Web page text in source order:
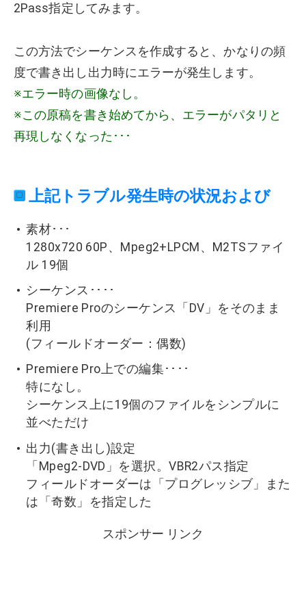
2Pass指定してみます。
この方法でシーケンスを作成すると、かなりの頻
度で書き出し出力時にエラーが発生します。
※エラー時の画像なし。
※この原稿を書き始めてから、エラーがパタリと
再現しなくなった･･･
上記トラブル発生時の状況および
素材･･･
1280x720 60P、Mpeg2+LPCM、M2TSファイ
ル 19個
シーケンス････
Premiere Proのシーケンス「DV」をそのまま
利用
(フィールドオーダー：偶数)
Premiere Pro上での編集････
特になし。
シーケンス上に19個のファイルをシンプルに
並べただけ
出力(書き出し)設定
「Mpeg2-DVD」を選択。VBR2パス指定
フィールドオーダーは「プログレッシブ」また
は「奇数」を指定した
スポンサー リンク